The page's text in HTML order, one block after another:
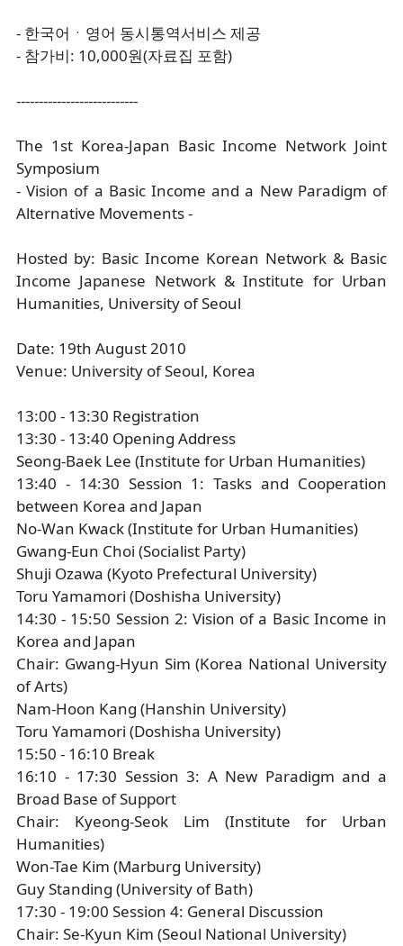
- 한국어ㆍ영어 동시통역서비스 제공
- 참가비: 10,000원(자료집 포함)
---------------------------
The 1st Korea-Japan Basic Income Network Joint
Symposium
- Vision of a Basic Income and a New Paradigm of
Alternative Movements -
Hosted by: Basic Income Korean Network & Basic
Income Japanese Network & Institute for Urban
Humanities, University of Seoul
Date: 19th August 2010
Venue: University of Seoul, Korea
13:00 - 13:30 Registration
13:30 - 13:40 Opening Address
Seong-Baek Lee (Institute for Urban Humanities)
13:40 - 14:30 Session 1: Tasks and Cooperation
between Korea and Japan
No-Wan Kwack (Institute for Urban Humanities)
Gwang-Eun Choi (Socialist Party)
Shuji Ozawa (Kyoto Prefectural University)
Toru Yamamori (Doshisha University)
14:30 - 15:50 Session 2: Vision of a Basic Income in
Korea and Japan
Chair: Gwang-Hyun Sim (Korea National University
of Arts)
Nam-Hoon Kang (Hanshin University)
Toru Yamamori (Doshisha University)
15:50 - 16:10 Break
16:10 - 17:30 Session 3: A New Paradigm and a
Broad Base of Support
Chair: Kyeong-Seok Lim (Institute for Urban
Humanities)
Won-Tae Kim (Marburg University)
Guy Standing (University of Bath)
17:30 - 19:00 Session 4: General Discussion
Chair: Se-Kyun Kim (Seoul National University)